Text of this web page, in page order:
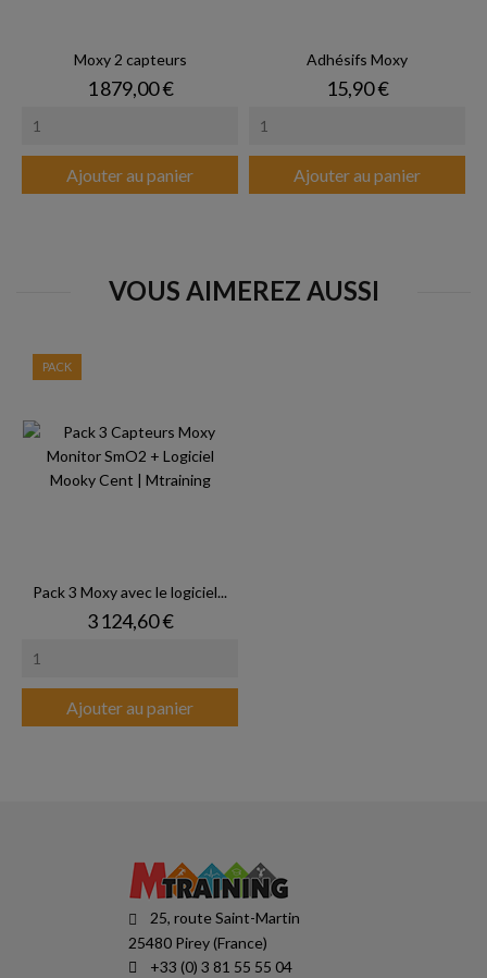
Moxy 2 capteurs
Prix
1 879,00 €
Ajouter au panier
Adhésifs Moxy
Prix
15,90 €
Ajouter au panier
VOUS AIMEREZ AUSSI
Pack 3 Moxy avec le logiciel...
Prix
3 124,60 €
Ajouter au panier
PACK
25, route Saint-Martin
25480 Pirey (France)
+33 (0) 3 81 55 55 04